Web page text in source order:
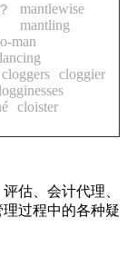
mantlewise
mantling
man
cloggers cloggier
cloister
估、会计代理、
过程中的各种疑